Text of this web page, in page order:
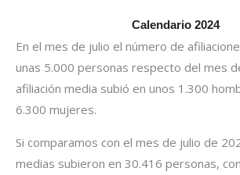
Calendario 2024
En el mes de julio el número de
unas 5.000 personas respecto del mes
afiliación media subió en unos 1.300
6.300 mujeres.
Si comparamos con el mes de julio de
medias subieron en 30.416 personas,